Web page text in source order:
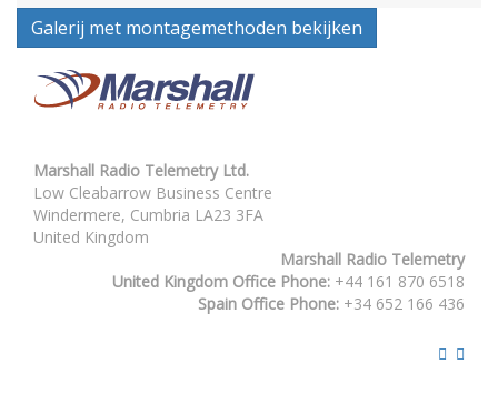
Galerij met montagemethoden bekijken
Marshall Radio Telemetry Ltd.
Low Cleabarrow Business Centre
Windermere, Cumbria LA23 3FA
United Kingdom
Marshall Radio Telemetry
United Kingdom Office Phone: +44 161 870 6518
Spain Office Phone: +34 652 166 436